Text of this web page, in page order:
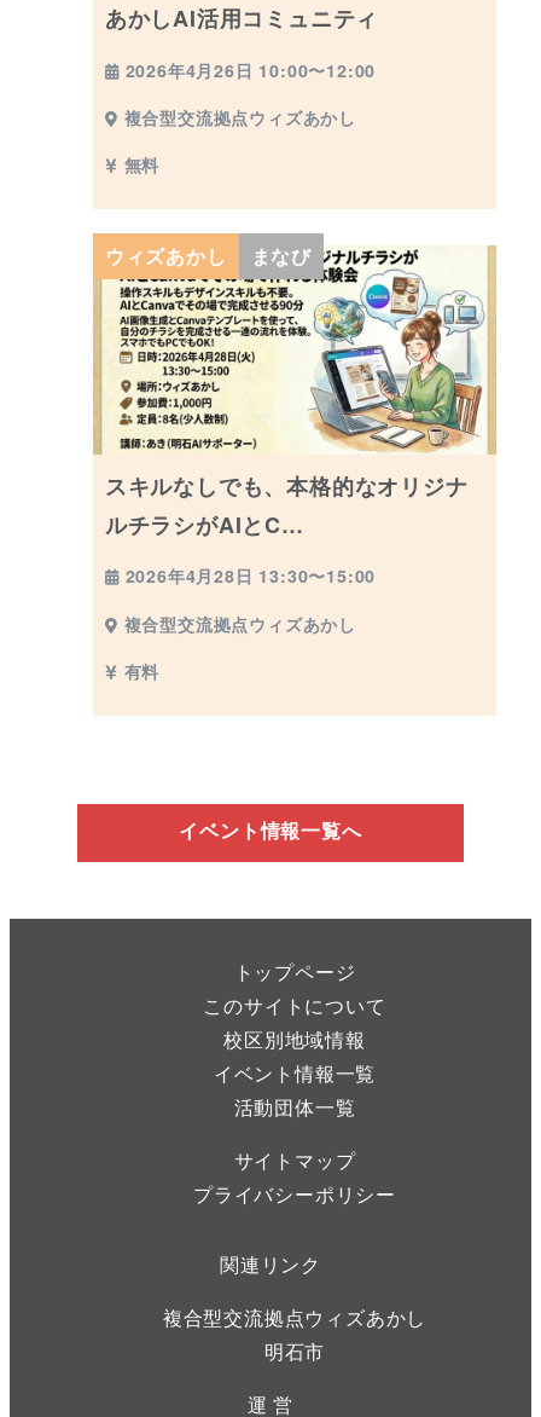
あかしAI活用コミュニティ
2026年4月26日 10:00〜12:00
複合型交流拠点ウィズあかし
無料
ウィズあかし まなび
スキルなしでも、本格的なオリジナ
ルチラシがAIとC…
2026年4月28日 13:30〜15:00
複合型交流拠点ウィズあかし
有料
イベント情報一覧へ
トップページ
このサイトについて
校区別地域情報
イベント情報一覧
活動団体一覧
サイトマップ
プライバシーポリシー
関連リンク
複合型交流拠点ウィズあかし
明石市
運 営